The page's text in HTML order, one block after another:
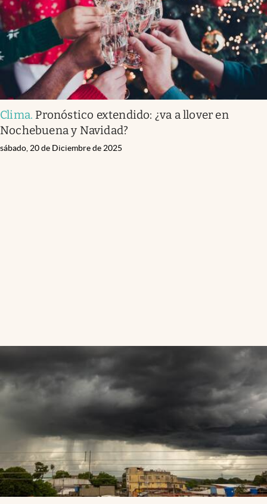
Clima. Pronóstico extendido: ¿va a llover en
Nochebuena y Navidad?
sábado, 20 de Diciembre de 2025